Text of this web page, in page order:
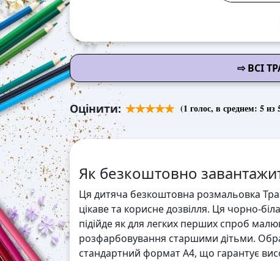
⇨ ВСІ
Оцінити: (1 голос, в среднем: 5из
Як безкоштовно
Ця дитяча безкоштовна розмальовка
цікаве та корисне дозвілля. Ця чорно-
підійде як для легких перших спроб
розфарбовування старшими дітьми.
стандартний формат А4, що гарантує